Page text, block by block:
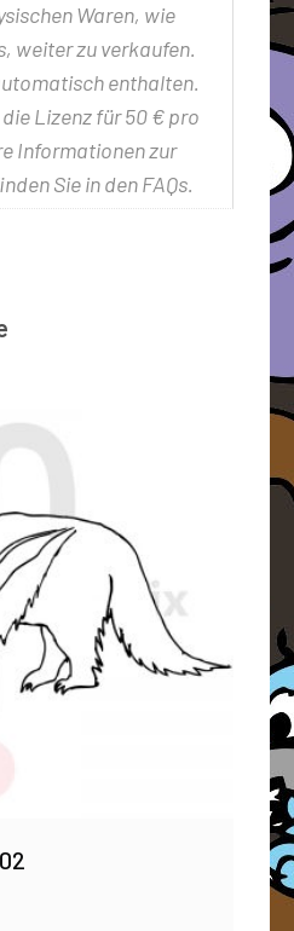
Waren, wie
weiter zu verkaufen.
enthalten.
Lizenz für 50 € pro
Informationen zur
Sie in den FAQs.